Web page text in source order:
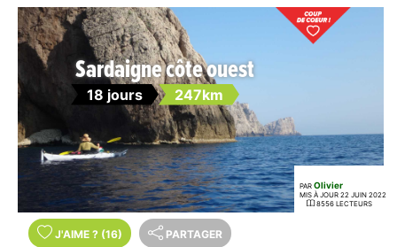
Sardaigne côte ouest
18 jours 247km
PAR Olivier
MIS À JOUR 22 JUIN 2022
8556 LECTEURS
J'AIME ? (16) PARTAGER